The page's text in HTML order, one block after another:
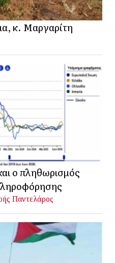
κ. Μαργαρίτη
ο πληθωρισμός
Παντελάρος